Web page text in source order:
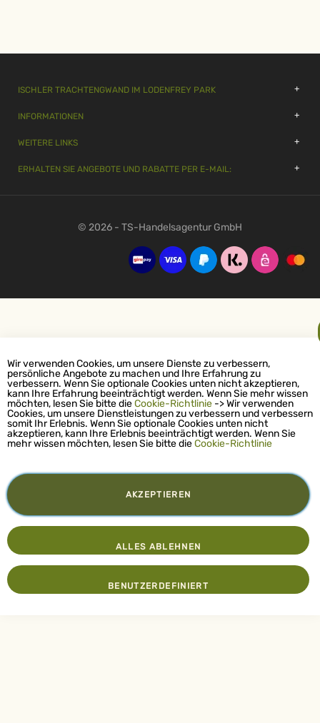
ISCHLER TRACHTENGWAND IM LODENFREY PARK
INFORMATIONEN
WEITERE LINKS
ERHALTEN SIE ANGEBOTE UND RABATTE PER E-MAIL:
© 2026 - TS-Handelsagentur GmbH
Wir verwenden Cookies, um unsere Dienste zu verbessern,
persönliche Angebote zu machen und Ihre Erfahrung zu
verbessern. Wenn Sie optionale Cookies unten nicht akzeptieren,
kann Ihre Erfahrung beeinträchtigt werden. Wenn Sie mehr wissen
möchten, lesen Sie bitte dieCookie-Richtlinie -> Wir verwenden
Cookies, um unsere Dienstleistungen zu verbessern und verbessern
somit Ihr Erlebnis. Wenn Sie optionale Cookies unten nicht
akzeptieren, kann Ihre Erlebnis beeinträchtigt werden. Wenn Sie
mehr wissen möchten, lesen Sie bitte dieCookie-Richtlinie
AKZEPTIEREN
BENUTZERDEFINIERT
ALLES ABLEHNEN